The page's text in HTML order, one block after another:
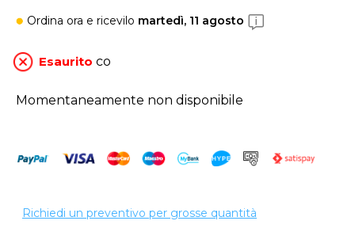
Ordina ora e ricevilo martedì, 11 agosto
Esaurito co
Momentaneamente non disponibile
Richiedi un preventivo per grosse quantità